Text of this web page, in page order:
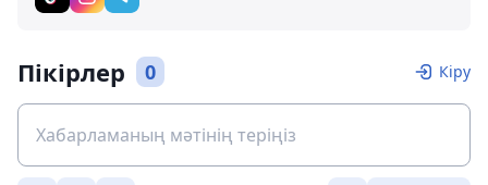
Пікірлер 0 Кіру